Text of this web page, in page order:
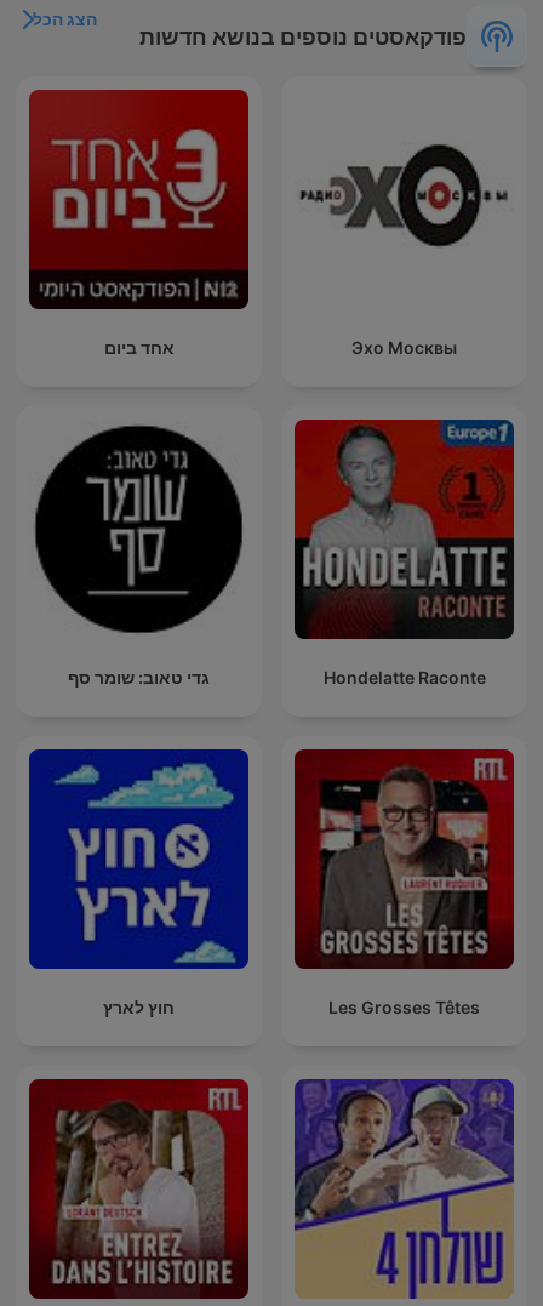
פודקאסטים נוספים בנושא חדשות
הצג הכל
Эхо Москвы אחד ביום
Hondelatte Raconte גדי טאוב: שומר סף
Les Grosses Têtes חוץ לארץ